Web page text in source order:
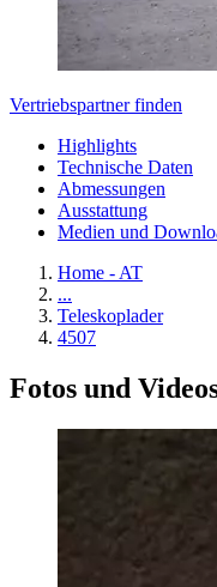
Vertriebspartner finden
Highlights
Technische Daten
Abmessungen
Ausstattung
Medien und
Home - AT
...
Teleskoplader
4507
Fotos und